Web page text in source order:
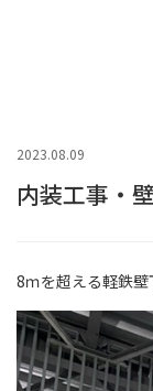
2023.08.09
内装工事・
8ｍを超える軽鉄壁